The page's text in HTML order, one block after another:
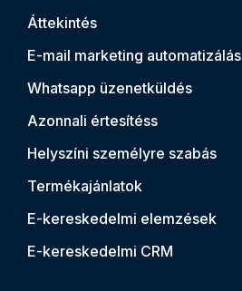
Áttekintés
E-mail marketing automatizálás
Whatsapp üzenetküldés
Azonnali értesítéss
Helyszíni személyre szabás
Termékajánlatok
E-kereskedelmi elemzések
E-kereskedelmi CRM